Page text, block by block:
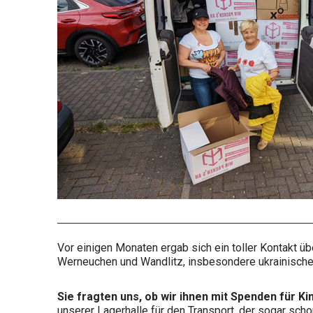
Vor einigen Monaten ergab sich ein toller Kontakt
Werneuchen und Wandlitz, insbesondere
Sie fragten uns, ob wir ihnen mit Spenden für